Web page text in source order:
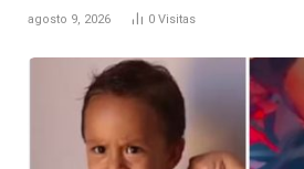
agosto 9, 2026 0 Visitas